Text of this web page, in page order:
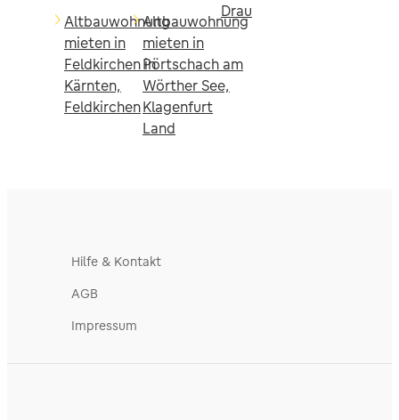
Altbauwohnung
mieten in
Feldkirchen in
Kärnten,
Feldkirchen
Altbauwohnung
mieten in
Pörtschach am
Wörther See,
Klagenfurt
Land
Drau
Hilfe & Kontakt
AGB
Impressum